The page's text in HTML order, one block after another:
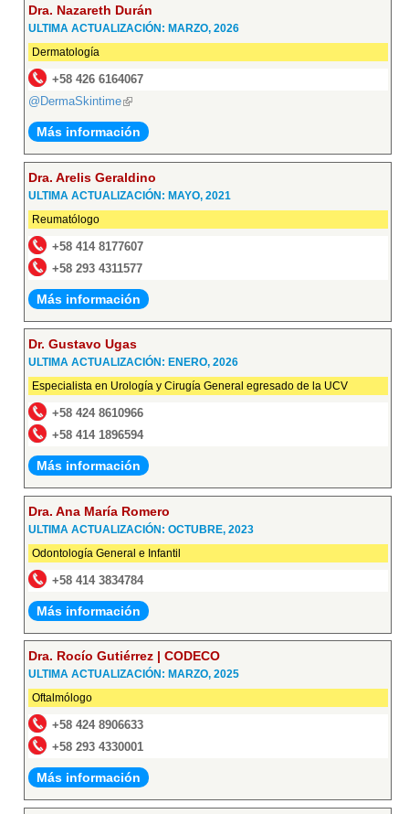
Dra. Nazareth Durán
ULTIMA ACTUALIZACIÓN: MARZO, 2026
Dermatología
+58 426 6164067
@DermaSkintime(link
is
external)
Más información
Dra. Arelis Geraldino
ULTIMA ACTUALIZACIÓN: MAYO, 2021
Reumatólogo
+58 414 8177607
+58 293 4311577
Más información
Dr. Gustavo Ugas
ULTIMA ACTUALIZACIÓN: ENERO, 2026
Especialista en Urología y Cirugía General egresado de la UCV
+58 424 8610966
+58 414 1896594
Más información
Dra. Ana María Romero
ULTIMA ACTUALIZACIÓN: OCTUBRE, 2023
Odontología General e Infantil
+58 414 3834784
Más información
Dra. Rocío Gutiérrez | CODECO
ULTIMA ACTUALIZACIÓN: MARZO, 2025
Oftalmólogo
+58 424 8906633
+58 293 4330001
Más información